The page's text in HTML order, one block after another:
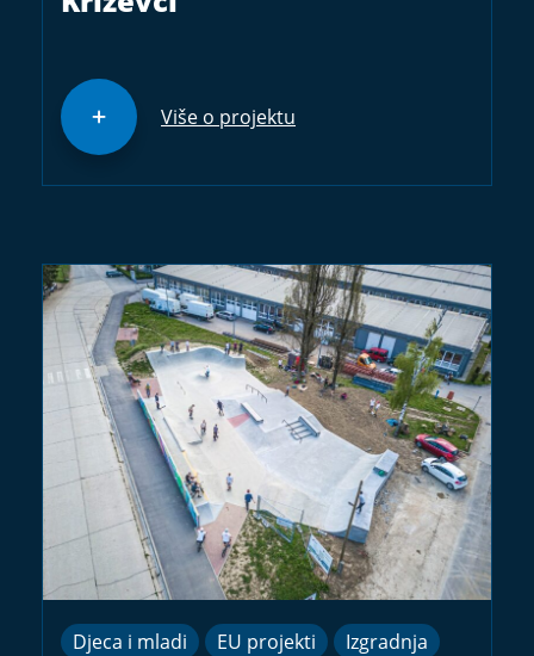
Više o projektu
Djeca i mladi EU projekti
Izgradnja